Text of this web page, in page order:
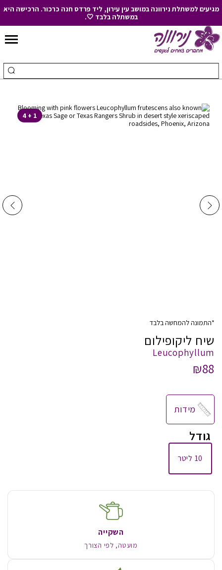
to
מגיעים למשתלת נירוונה במושב עין עירון, ליד פרדס חנה כרכור. הרכישה היא
במשתלה בלבד 🤍.
1 + 4
*התמונה להמחשה בלבד
גודל
10 ליטר
מידות
שיח ליקופילום
Leucophyllum
₪88
השקייה
מועטה, לפי הצורך